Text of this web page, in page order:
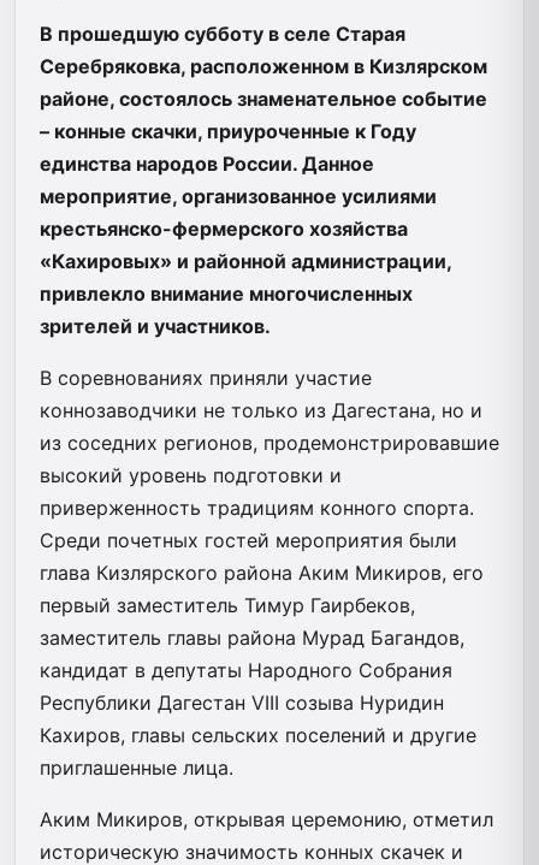
В прошедшую субботу в селе Старая
Серебряковка, расположенном в Кизлярском
районе, состоялось знаменательное событие
– конные скачки, приуроченные к Году
единства народов России. Данное
мероприятие, организованное усилиями
крестьянско-фермерского хозяйства
«Кахировых» и районной администрации,
привлекло внимание многочисленных
зрителей и участников.
В соревнованиях приняли участие
коннозаводчики не только из Дагестана, но и
из соседних регионов, продемонстрировавшие
высокий уровень подготовки и
приверженность традициям конного спорта.
Среди почетных гостей мероприятия были
глава Кизлярского района Аким Микиров, его
первый заместитель Тимур Гаирбеков,
заместитель главы района Мурад Багандов,
кандидат в депутаты Народного Собрания
Республики Дагестан VIII созыва Нуридин
Кахиров, главы сельских поселений и другие
приглашенные лица.
Аким Микиров, открывая церемонию, отметил
историческую значимость конных скачек и